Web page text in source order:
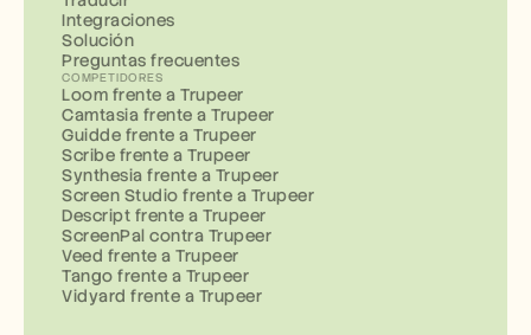
Integraciones
Solución
Preguntas frecuentes
COMPETIDORES
Loom frente a Trupeer
Camtasia frente a Trupeer
Guidde frente a Trupeer
Scribe frente a Trupeer
Synthesia frente a Trupeer
Screen Studio frente a Trupeer
Descript frente a Trupeer
ScreenPal contra Trupeer
Veed frente a Trupeer
Tango frente a Trupeer
Vidyard frente a Trupeer